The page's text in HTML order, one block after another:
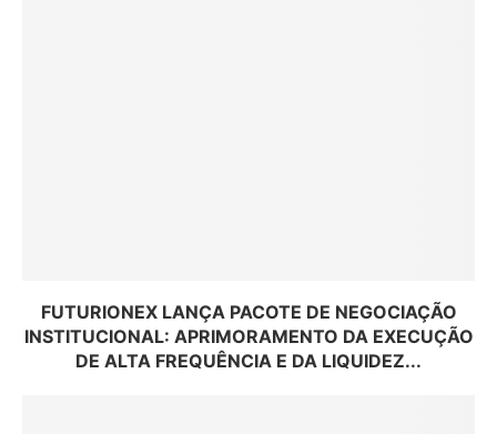
FUTURIONEX LANÇA PACOTE DE NEGOCIAÇÃO
INSTITUCIONAL: APRIMORAMENTO DA EXECUÇÃO
DE ALTA FREQUÊNCIA E DA LIQUIDEZ...